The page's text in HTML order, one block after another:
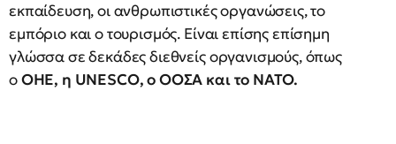
εκπαίδευση, οι ανθρωπιστικές οργανώσεις, το
εμπόριο και ο τουρισμός. Είναι επίσης επίσημη
γλώσσα σε δεκάδες διεθνείς οργανισμούς, όπως
οΟΗΕ, η UNESCO, ο ΟΟΣΑ και το ΝΑΤΟ.